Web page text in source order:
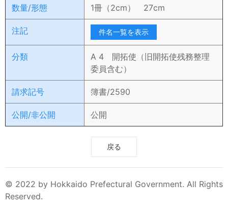
数量/形態 1冊（2cm） 27cm
注記 件名一覧を表示
分類
A 4 開拓使（旧開拓使残務整理
委員含む）
請求記号 簿書/2590
公開/非公開 公開
戻る
© 2022 by Hokkaido Prefectural Government. All Rights
Reserved.